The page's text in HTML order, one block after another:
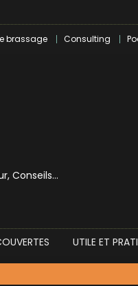
brassage Consulting
Conseils…
UTILE ET